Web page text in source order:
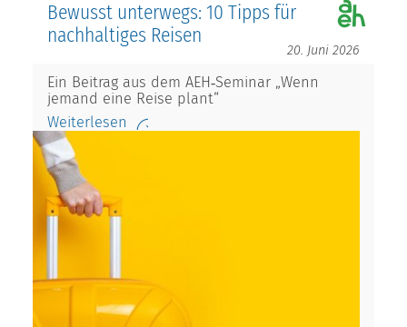
Bewusst unterwegs: 10 Tipps für
nachhaltiges Reisen
20. Juni 2026
Ein Beitrag aus dem AEH‑Seminar „Wenn
jemand eine Reise plant“
Weiterlesen